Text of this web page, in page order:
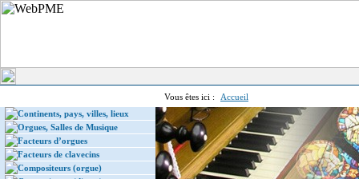
Vous êtes ici :
Accueil
Continents, pays, villes, lieux
Orgues, Salles de Musique
Facteurs d’orgues
Facteurs de clavecins
Compositeurs (orgue)